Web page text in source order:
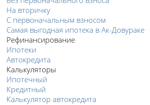
На вторичку
С первоначальным взносом
Самая выгодная ипотека в Ак-Довураке
Рефинансирование
Ипотеки
Автокредита
Калькуляторы
Ипотечный
Кредитный
Калькулятор автокредита